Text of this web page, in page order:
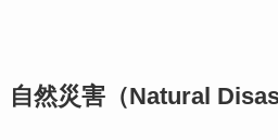
自然災害（Natural